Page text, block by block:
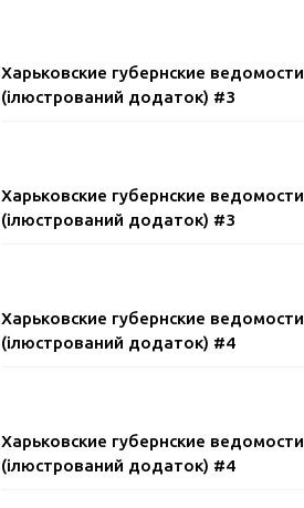
Харьковские губернские ведомости
(ілюстрований додаток) #3
Харьковские губернские ведомости
(ілюстрований додаток) #3
Харьковские губернские ведомости
(ілюстрований додаток) #4
Харьковские губернские ведомости
(ілюстрований додаток) #4